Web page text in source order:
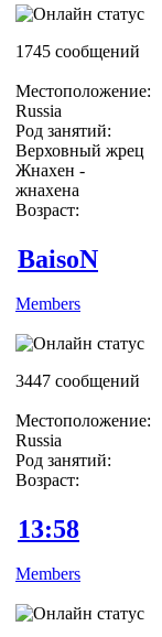
1745 сообщений
Местоположение:
Russia
Род занятий:
Верховный жрец
Жнахен -
жнахена
Возраст:
BaisoN
Members
3447 сообщений
Местоположение:
Russia
Род занятий:
Возраст:
13:58
Members